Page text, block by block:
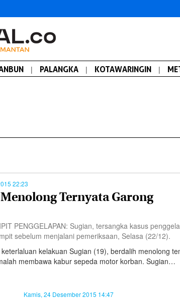
| PALANGKA | KOTAWARINGIN |
22:23
Ternyata Garong
PENGGELAPAN: Sugian, tersangka kasus
sebelum menjalani pemeriksaan, Selasa (22/12).
kelakuan Sugian (19), berdalih menolong
membawa kabur sepeda motor korban. Sugian…
Kamis, 24 Desember 2015 14:47